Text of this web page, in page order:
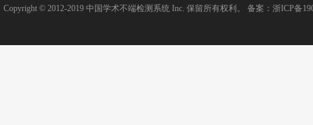
Copyright © 2012-2019 中国学术不端检测系统 Inc. 保留所有权利。 备案： 浙ICP备